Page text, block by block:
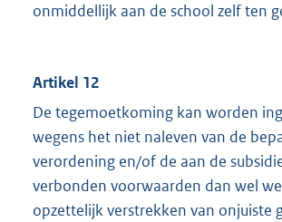
onmiddellijk aan de school zelf ten
Artikel 12
De tegemoetkoming kan worden
wegens het niet naleven van de
verordening en/of de aan de
verbonden voorwaarden dan wel
opzettelijk verstrekken van onjuiste